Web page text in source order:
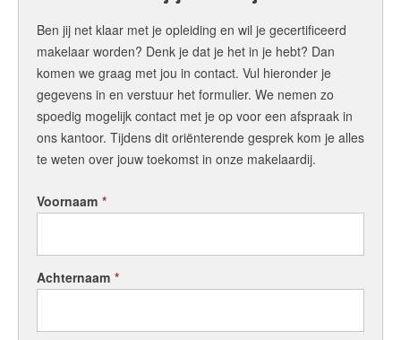
Ben jij net klaar met je opleiding en wil je gecertificeerd
makelaar worden? Denk je dat je het in je hebt? Dan
komen we graag met jou in contact. Vul hieronder je
gegevens in en verstuur het formulier. We nemen zo
spoedig mogelijk contact met je op voor een afspraak in
ons kantoor. Tijdens dit oriënterende gesprek kom je alles
te weten over jouw toekomst in onze makelaardij.
Voornaam *
Achternaam *